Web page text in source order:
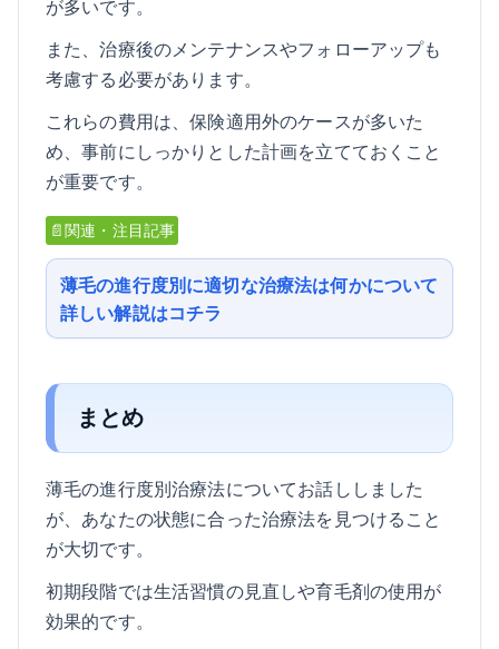
が多いです。
また、治療後のメンテナンスやフォローアップも
考慮する必要があります。
これらの費用は、保険適用外のケースが多いた
め、事前にしっかりとした計画を立てておくこと
が重要です。
📄関連・注目記事
薄毛の進行度別に適切な治療法は何かについて
詳しい解説はコチラ
まとめ
薄毛の進行度別治療法についてお話ししました
が、あなたの状態に合った治療法を見つけること
が大切です。
初期段階では生活習慣の見直しや育毛剤の使用が
効果的です。